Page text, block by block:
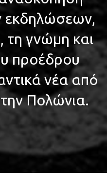
εκδηλώσεων,
γνώμη και
προέδρου
νέα από
Πολώνια.